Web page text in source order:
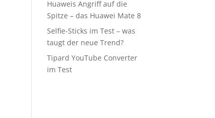
Huaweis Angriff auf die
Spitze – das Huawei Mate 8
Selfie-Sticks im Test – was
taugt der neue Trend?
Tipard YouTube Converter
im Test